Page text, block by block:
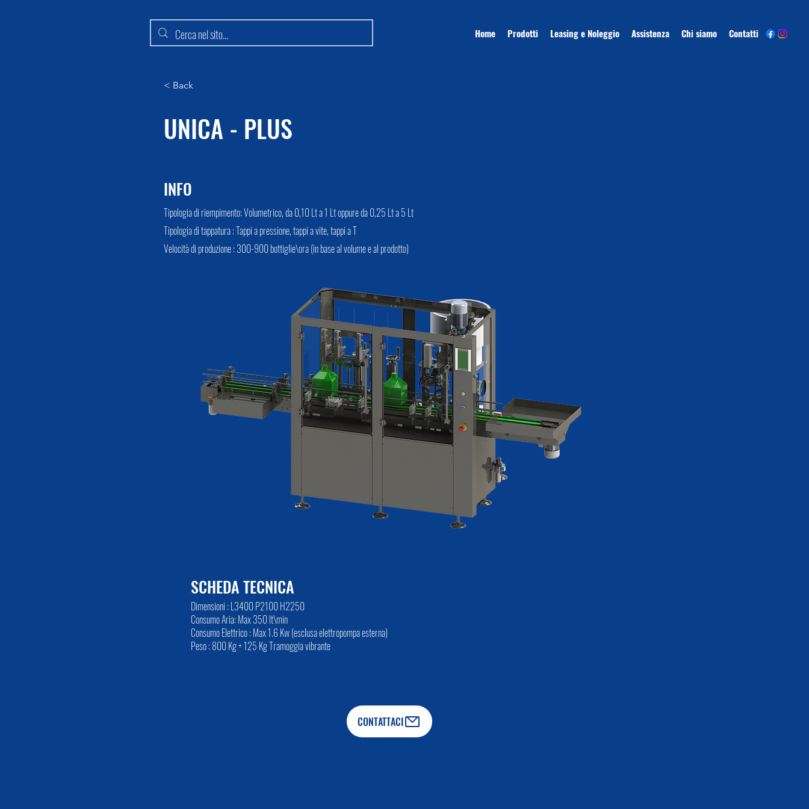
Home Prodotti Leasing e Noleggio Assistenza Chi siamo Contatti
< Back
UNICA - PLUS
INFO
Tipologia di riempimento: Volumetrico, da 0,10 Lt a 1 Lt oppure da 0,25 Lt a 5 Lt
Tipologia di tappatura : Tappi a pressione, tappi a vite, tappi a T
Velocità di produzione : 300-900 bottiglie\ora (in base al volume e al prodotto)
SCHEDA TECNICA
Dimensioni : L3400 P2100 H2250
Consumo Aria: Max 350 lt\min
Consumo Elettrico : Max 1.6 Kw (esclusa elettropompa esterna)
Peso : 800 Kg + 125 Kg Tramoggia vibrante
CONTATTACI